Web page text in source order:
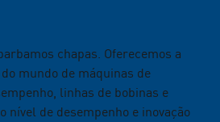
chapas. Oferecemos a
mundo de máquinas de
linhas de bobinas e
nível de desempenho e inovação